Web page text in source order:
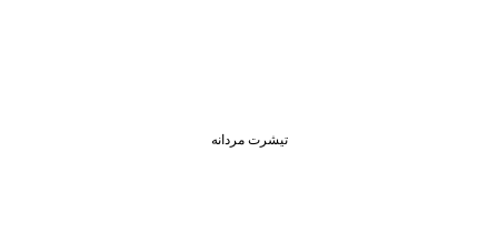
تیشرت مردانه